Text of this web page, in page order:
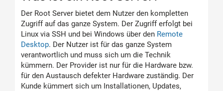
Der Root Server bietet dem Nutzer den kompletten
Zugriff auf das ganze System. Der Zugriff erfolgt bei
Linux via SSH und bei Windows über den Remote
Desktop. Der Nutzer ist für das ganze System
verantwortlich und muss sich um die Technik
kümmern. Der Provider ist nur für die Hardware bzw.
für den Austausch defekter Hardware zuständig. Der
Kunde kümmert sich um Installationen, Updates,